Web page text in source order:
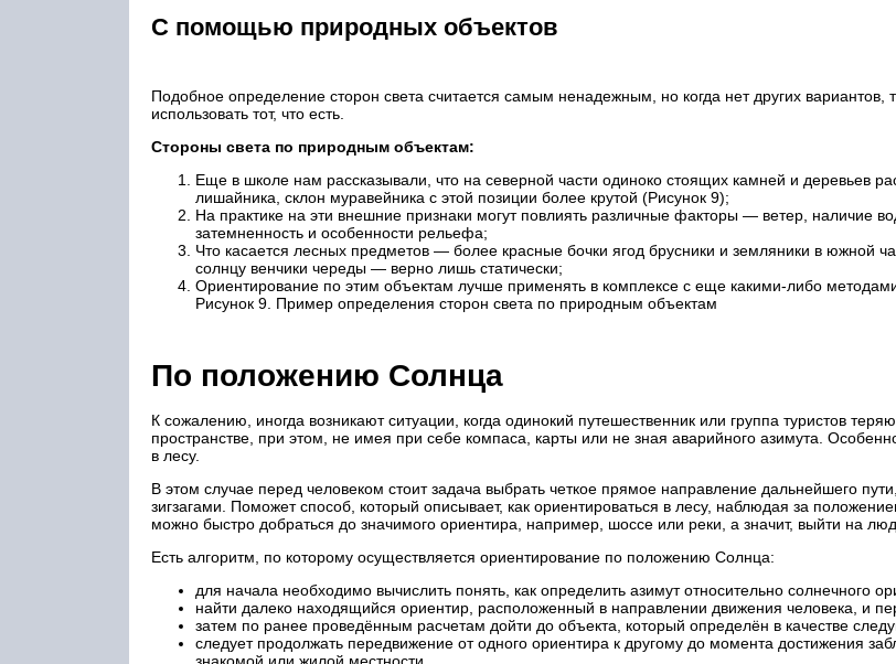
С помощью природных объектов
Подобное определение сторон света считается самым ненадежным, но когда нет других вариантов,
использовать тот, что есть.
Стороны света по природным объектам:
Еще в школе нам рассказывали, что на северной части одиноко стоящих камней и деревьев
лишайника, склон муравейника с этой позиции более крутой (Рисунок 9);
На практике на эти внешние признаки могут повлиять различные факторы — ветер, наличие
затемненность и особенности рельефа;
Что касается лесных предметов — более красные бочки ягод брусники и земляники в южной
солнцу венчики череды — верно лишь статически;
Ориентирование по этим объектам лучше применять в комплексе с еще какими-либо
Рисунок 9. Пример определения сторон света по природным объектам
По положению Солнца
К сожалению, иногда возникают ситуации, когда одинокий путешественник или группа туристов
пространстве, при этом, не имея при себе компаса, карты или не зная аварийного азимута.
в лесу.
В этом случае перед человеком стоит задача выбрать четкое прямое направление дальнейшего
зигзагами. Поможет способ, который описывает, как ориентироваться в лесу, наблюдая за
можно быстро добраться до значимого ориентира, например, шоссе или реки, а значит, выйти на
Есть алгоритм, по которому осуществляется ориентирование по положению Солнца:
для начала необходимо вычислить понять, как определить азимут относительно солнечного
найти далеко находящийся ориентир, расположенный в направлении движения человека, и
затем по ранее проведённым расчетам дойти до объекта, который определён в качестве
следует продолжать передвижение от одного ориентира к другому до момента достижения